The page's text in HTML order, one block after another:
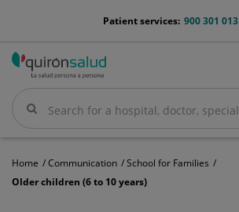
menu-
900 301 013
Patient services:
Search
Search
Home Communication
School for Families
Older children (6 to 10 years)